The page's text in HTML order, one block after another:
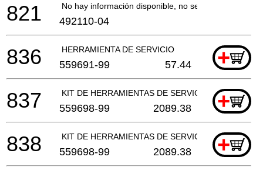
No hay información disponible, no se puede pedir
821 492110-04
HERRAMIENTA DE SERVICIO +
836 559691-99 57.44
KIT DE HERRAMIENTAS DE SERVICIO +
837 559698-99 2089.38
KIT DE HERRAMIENTAS DE SERVICIO +
838 559698-99 2089.38